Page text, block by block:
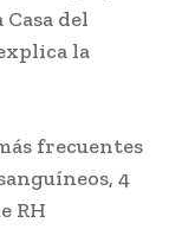
del
la
frecuentes
4
RH